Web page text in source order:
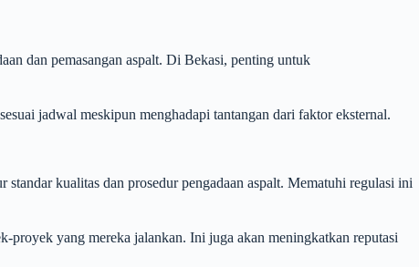
dan pemasangan aspalt. Di Bekasi, penting untuk
jadwal meskipun menghadapi tantangan dari faktor eksternal.
kualitas dan prosedur pengadaan aspalt. Mematuhi regulasi ini
proyek yang mereka jalankan. Ini juga akan meningkatkan reputasi